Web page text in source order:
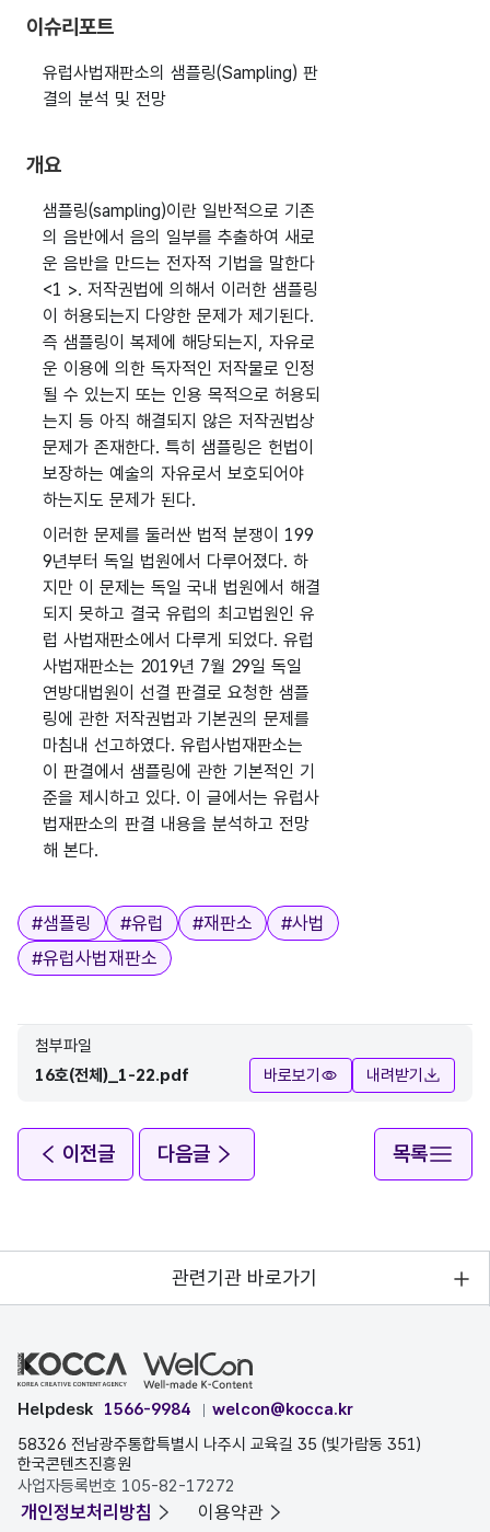
이슈리포트
유럽사법재판소의 샘플링(Sampling) 판
결의 분석 및 전망
개요
샘플링(sampling)이란 일반적으로 기존
의 음반에서 음의 일부를 추출하여 새로
운 음반을 만드는 전자적 기법을 말한다
<1 >. 저작권법에 의해서 이러한 샘플링
이 허용되는지 다양한 문제가 제기된다.
즉 샘플링이 복제에 해당되는지, 자유로
운 이용에 의한 독자적인 저작물로 인정
될 수 있는지 또는 인용 목적으로 허용되
는지 등 아직 해결되지 않은 저작권법상
문제가 존재한다. 특히 샘플링은 헌법이
보장하는 예술의 자유로서 보호되어야
하는지도 문제가 된다.
이러한 문제를 둘러싼 법적 분쟁이 199
9년부터 독일 법원에서 다루어졌다. 하
지만 이 문제는 독일 국내 법원에서 해결
되지 못하고 결국 유럽의 최고법원인 유
럽 사법재판소에서 다루게 되었다. 유럽
사법재판소는 2019년 7월 29일 독일
연방대법원이 선결 판결로 요청한 샘플
링에 관한 저작권법과 기본권의 문제를
마침내 선고하였다. 유럽사법재판소는
이 판결에서 샘플링에 관한 기본적인 기
준을 제시하고 있다. 이 글에서는 유럽사
법재판소의 판결 내용을 분석하고 전망
해 본다.
태그
#샘플링 #유럽 #재판소 #사법
#유럽사법재판소
첨부파일
16호(전체)_1-22.pdf
바로보기 내려받기
이전글 다음글 목록
관련기관 바로가기
Helpdesk 1566-9984
welcon@kocca.kr
58326 전남광주통합특별시 나주시 교육길 35 (빛가람동 351)
한국콘텐츠진흥원
사업자등록번호 105-82-17272
개인정보처리방침
이용약관